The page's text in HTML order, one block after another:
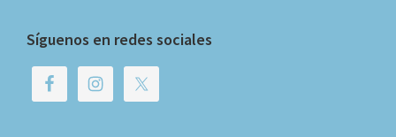
Síguenos en redes sociales